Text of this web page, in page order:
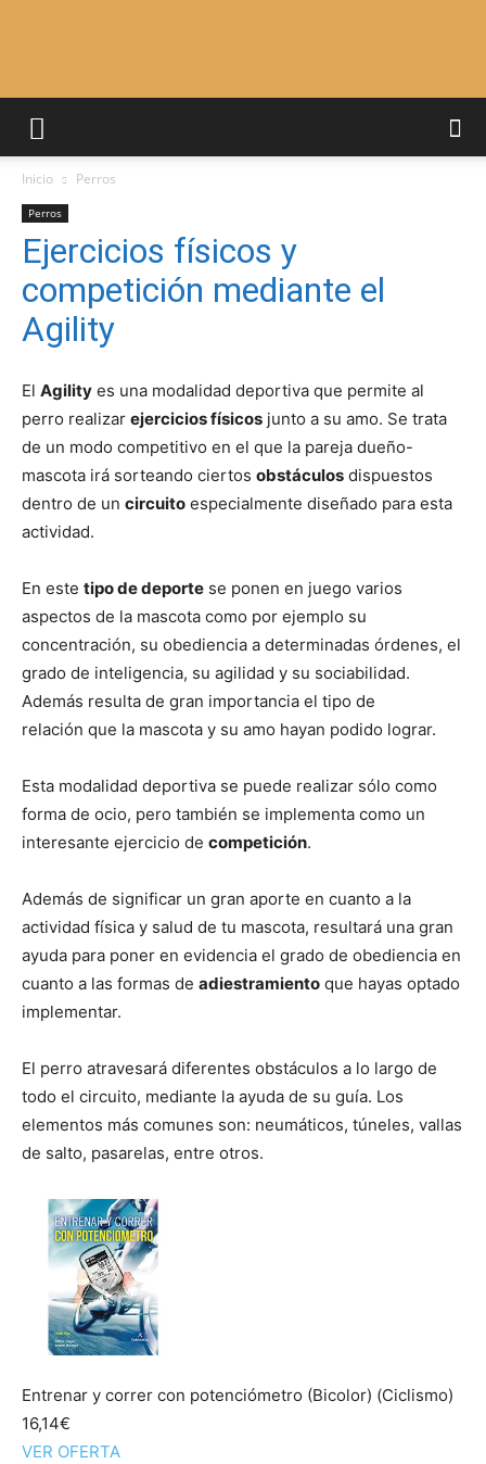
Adiestrar
–
Razas
de
Perros
–
Fotos
Cachorros
Inicio Perros
Perros
Ejercicios físicos y
competición mediante el
Agility
El Agility es una modalidad deportiva que permite al
perro realizar ejercicios físicos junto a su amo. Se trata
de un modo competitivo en el que la pareja dueño-
mascota irá sorteando ciertos obstáculos dispuestos
dentro de un circuito especialmente diseñado para esta
actividad.
En este tipo de deporte se ponen en juego varios
aspectos de la mascota como por ejemplo su
concentración, su obediencia a determinadas órdenes, el
grado de inteligencia, su agilidad y su sociabilidad.
Además resulta de gran importancia el tipo de
relación que la mascota y su amo hayan podido lograr.
Esta modalidad deportiva se puede realizar sólo como
forma de ocio, pero también se implementa como un
interesante ejercicio de competición.
Además de significar un gran aporte en cuanto a la
actividad física y salud de tu mascota, resultará una gran
ayuda para poner en evidencia el grado de obediencia en
cuanto a las formas de adiestramiento que hayas optado
implementar.
El perro atravesará diferentes obstáculos a lo largo de
todo el circuito, mediante la ayuda de su guía. Los
elementos más comunes son: neumáticos, túneles, vallas
de salto, pasarelas, entre otros.
Entrenar y correr con potenciómetro (Bicolor) (Ciclismo)
16,14€
VER OFERTA